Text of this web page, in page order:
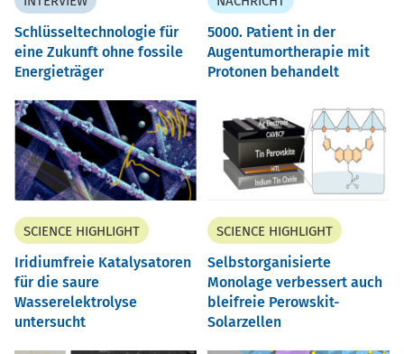
Schlüsseltechnologie für
eine Zukunft ohne fossile
Energieträger
5000. Patient in der
Augentumortherapie mit
Protonen behandelt
SCIENCE HIGHLIGHT
Iridiumfreie Katalysatoren
für die saure
Wasserelektrolyse
untersucht
SCIENCE HIGHLIGHT
Selbstorganisierte
Monolage verbessert auch
bleifreie Perowskit-
Solarzellen